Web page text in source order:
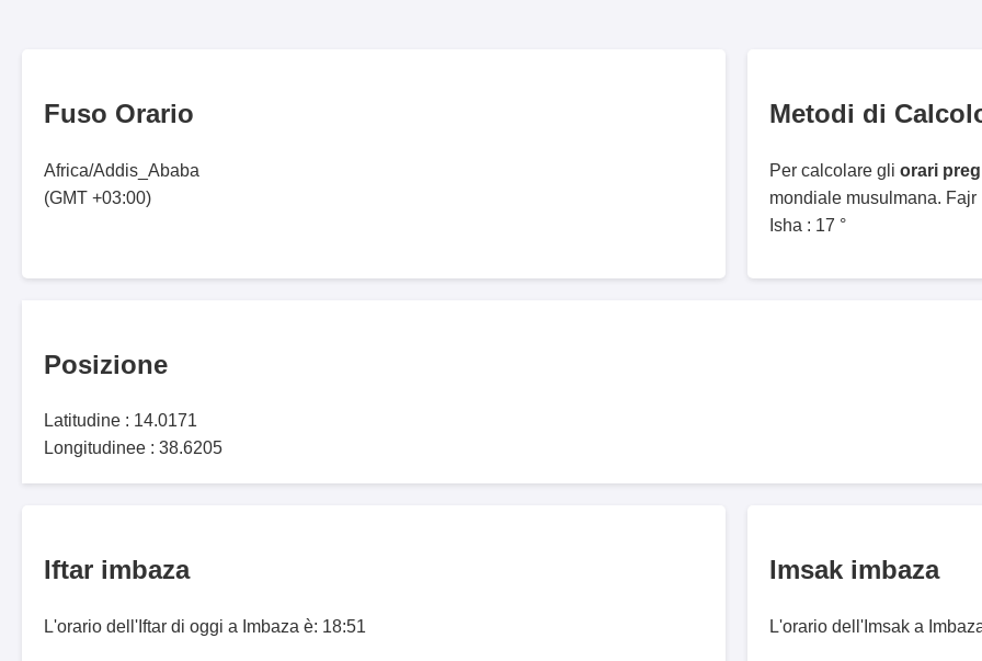
Fuso Orario
Africa/Addis_Ababa
(GMT +03:00)
Metodi di
Per calcolare gli orari
mondiale musulmana. Fajr
Isha : 17 °
Posizione
Latitudine : 14.0171
Longitudinee : 38.6205
Iftar imbaza
L'orario dell'Iftar di oggi a Imbaza è: 18:51
Imsak imbaza
L'orario dell'Imsak a